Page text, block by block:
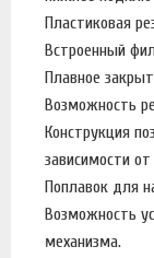
Пластиковая
Встроенный
Плавное
Возможность
Конструкция
зависимости
Поплавок для
Возможность
механизма.